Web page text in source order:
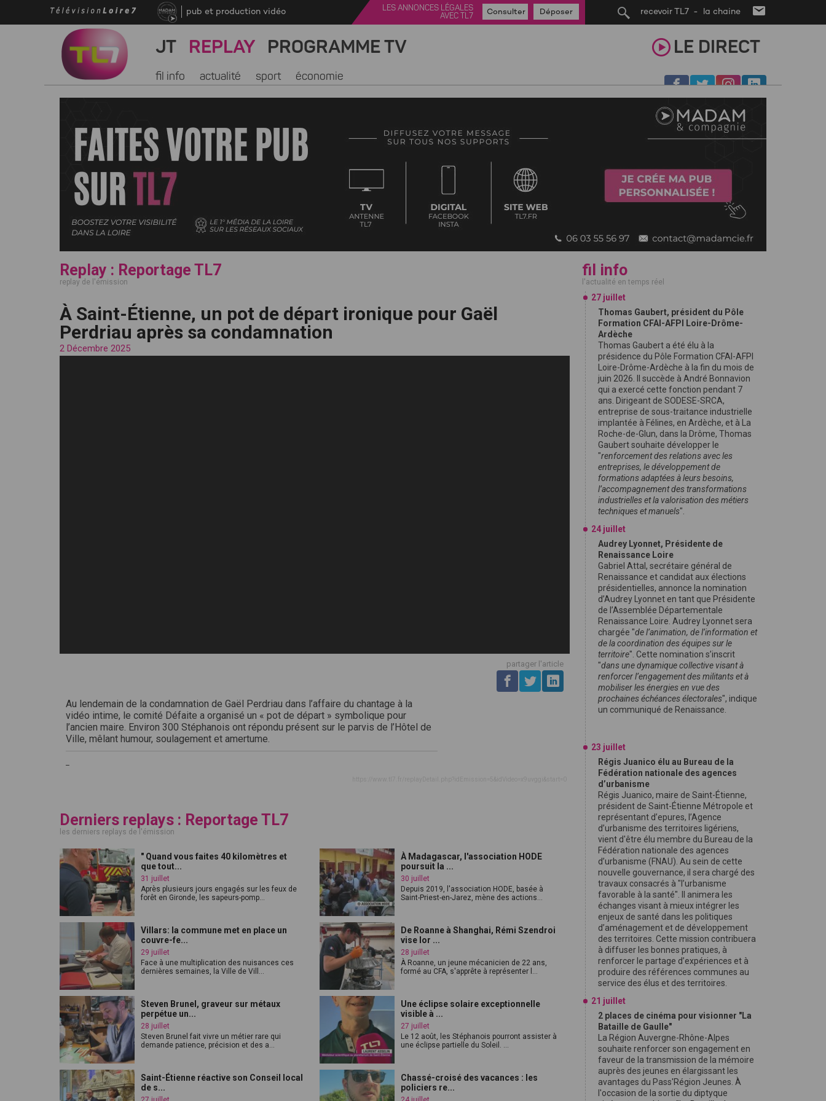
recevoir TL7 - la chaine
pub et production vidéo
LES ANNONCES LÉGALES
AVEC TL7
Consulter Déposer
JT REPLAY PROGRAMME TV LE DIRECT
fil info actualité sport économie
Replay : Reportage TL7
replay de l'émission
À Saint-Étienne, un pot de départ ironique pour Gaël
Perdriau après sa condamnation
2 Décembre 2025
partager l'article
Au lendemain de la condamnation de Gaël Perdriau dans l’affaire du chantage à la
vidéo intime, le comité Défaite a organisé un « pot de départ » symbolique pour
l’ancien maire. Environ 300 Stéphanois ont répondu présent sur le parvis de l’Hôtel de
Ville, mêlant humour, soulagement et amertume.
Derniers replays : Reportage TL7
les derniers replays de l'émission
" Quand vous faites 40 kilomètres et
que tout...
31 juillet
Après plusieurs jours engagés sur les feux de
forêt en Gironde, les sapeurs-pomp...
À Madagascar, l'association HODE
poursuit la ...
30 juillet
Depuis 2019, l'association HODE, basée à
Saint-Priest-en-Jarez, mène des actions...
Villars: la commune met en place un
couvre-fe...
29 juillet
Face à une multiplication des nuisances ces
dernières semaines, la Ville de Vill...
De Roanne à Shanghai, Rémi Szendroi
vise lor ...
28 juillet
À Roanne, un jeune mécanicien de 22 ans,
formé au CFA, s'apprête à représenter l...
Steven Brunel, graveur sur métaux
perpétue un...
28 juillet
Steven Brunel fait vivre un métier rare qui
demande patience, précision et des a...
Une éclipse solaire exceptionnelle
visible à ...
27 juillet
Le 12 août, les Stéphanois pourront assister à
une éclipse partielle du Soleil. ...
Saint-Étienne réactive son Conseil local
de s...
Chassé-croisé des vacances : les
policiers re...
fil info
l'actualité en temps réel
27 juillet
Thomas Gaubert, président du Pôle
Formation CFAI-AFPI Loire-Drôme-
Ardèche
Thomas Gaubert a été élu à la
présidence du Pôle Formation CFAI-AFPI
Loire-Drôme-Ardèche à la fin du mois de
juin 2026. Il succède à André Bonnavion
qui a exercé cette fonction pendant 7
ans. Dirigeant de SODESE-SRCA,
entreprise de sous-traitance industrielle
implantée à Félines, en Ardèche, et à La
Roche-de-Glun, dans la Drôme, Thomas
Gaubert souhaite développer le
"renforcement des relations avec les
entreprises, le développement de
formations adaptées à leurs besoins,
l’accompagnement des transformations
industrielles et la valorisation des métiers
techniques et manuels".
24 juillet
Audrey Lyonnet, Présidente de
Renaissance Loire
Gabriel Attal, secrétaire général de
Renaissance et candidat aux élections
présidentielles, annonce la nomination
d’Audrey Lyonnet en tant que Présidente
de l’Assemblée Départementale
Renaissance Loire. Audrey Lyonnet sera
chargée "de l’animation, de l’information et
de la coordination des équipes sur le
territoire". Cette nomination s’inscrit
"dans une dynamique collective visant à
renforcer l’engagement des militants et à
mobiliser les énergies en vue des
prochaines échéances électorales", indique
un communiqué de Renaissance.
23 juillet
Régis Juanico élu au Bureau de la
Fédération nationale des agences
d’urbanisme
Régis Juanico, maire de Saint-Étienne,
président de Saint-Étienne Métropole et
représentant d’epures, l’Agence
d’urbanisme des territoires ligériens,
vient d'être élu membre du Bureau de la
Fédération nationale des agences
d’urbanisme (FNAU). Au sein de cette
nouvelle gouvernance, il sera chargé des
travaux consacrés à "l’urbanisme
favorable à la santé". Il animera les
échanges visant à mieux intégrer les
enjeux de santé dans les politiques
d’aménagement et de développement
des territoires. Cette mission contribuera
à diffuser les bonnes pratiques, à
renforcer le partage d’expériences et à
produire des références communes au
service des élus et des territoires.
21 juillet
2 places de cinéma pour visionner "La
Bataille de Gaulle"
La Région Auvergne-Rhône-Alpes
souhaite renforcer son engagement en
faveur de la transmission de la mémoire
auprès des jeunes en élargissant les
avantages du Pass'Région Jeunes. À
l'occasion de la sortie du diptyque